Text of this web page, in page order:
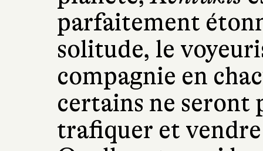
parfaitement
solitude, le
compagnie en
certains ne seront
trafiquer et